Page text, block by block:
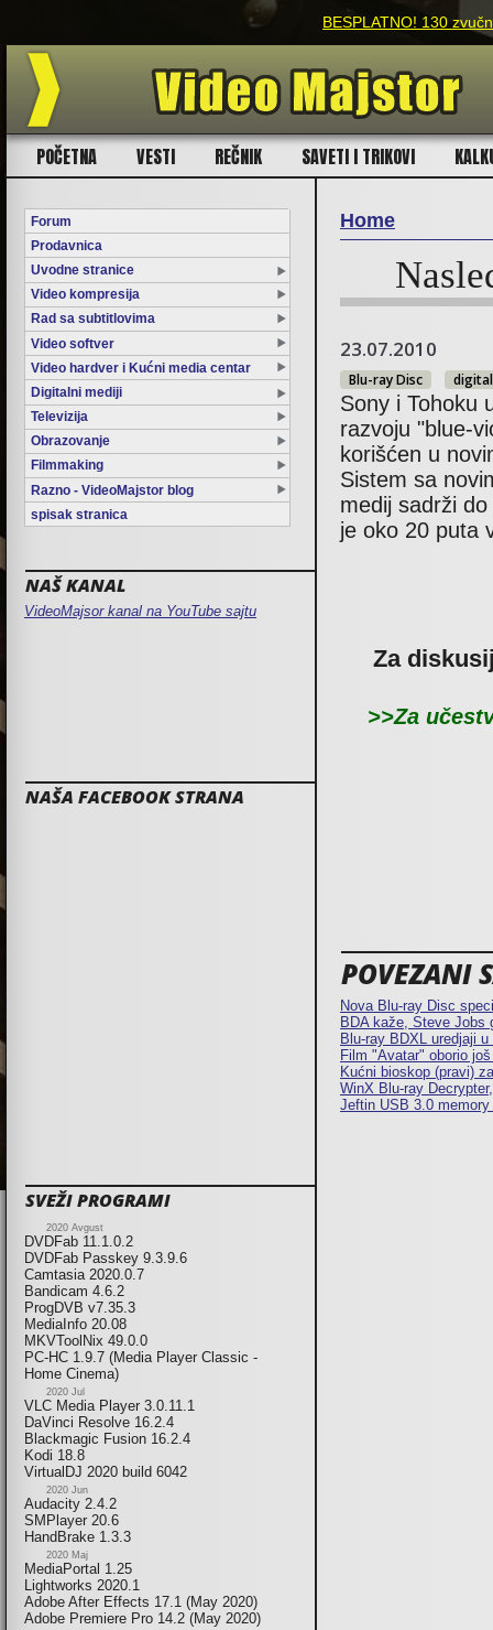
BESPLATNO! 130
POČETNA VESTI REČNIK SAVETI I TRIKOVI
Forum
Prodavnica
Uvodne stranice
Video kompresija
Rad sa subtitlovima
Video softver
Video hardver i Kućni media centar
Digitalni mediji
Televizija
Obrazovanje
Filmmaking
Razno - VideoMajstor blog
spisak stranica
NAŠ KANAL
VideoMajsor kanal na YouTube sajtu
NAŠA FACEBOOK STRANA
SVEŽI PROGRAMI
2020 Avgust
DVDFab 11.1.0.2
DVDFab Passkey 9.3.9.6
Camtasia 2020.0.7
Bandicam 4.6.2
ProgDVB v7.35.3
MediaInfo 20.08
MKVToolNix 49.0.0
PC-HC 1.9.7 (Media Player Classic -
Home Cinema)
2020 Jul
VLC Media Player 3.0.11.1
DaVinci Resolve 16.2.4
Blackmagic Fusion 16.2.4
Kodi 18.8
VirtualDJ 2020 build 6042
2020 Jun
Audacity 2.4.2
SMPlayer 20.6
HandBrake 1.3.3
2020 Maj
MediaPortal 1.25
Lightworks 2020.1
Adobe After Effects 17.1 (May 2020)
Adobe Premiere Pro 14.2 (May 2020)
You are here
Home
23.07.2010
Blu-ray Disc
Sony i Tohoku
razvoju "blue-
korišćen u
Sistem sa
medij sadrži
je oko 20 puta
Za
>>Za
POVEZANI
Nova Blu-ray Disc
BDA kaže, Steve Jobs
Blu-ray BDXL uredjaji u
Film "Avatar" oborio
Kućni bioskop (pravi)
WinX Blu-ray
Jeftin USB 3.0